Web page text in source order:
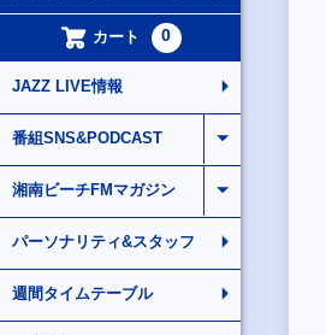
カート 0
JAZZ LIVE情報
番組SNS&PODCAST
湘南ビーチFMマガジン
パーソナリティ&スタッフ
週間タイムテーブル